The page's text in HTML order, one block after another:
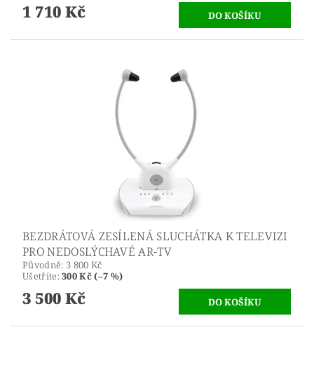
1 710 Kč
BEZDRÁTOVÁ ZESÍLENÁ SLUCHÁTKA K TELEVIZI
PRO NEDOSLÝCHAVÉ AR-TV
Původně: 3 800 Kč
Ušetříte:300 Kč (–7 %)
3 500 Kč